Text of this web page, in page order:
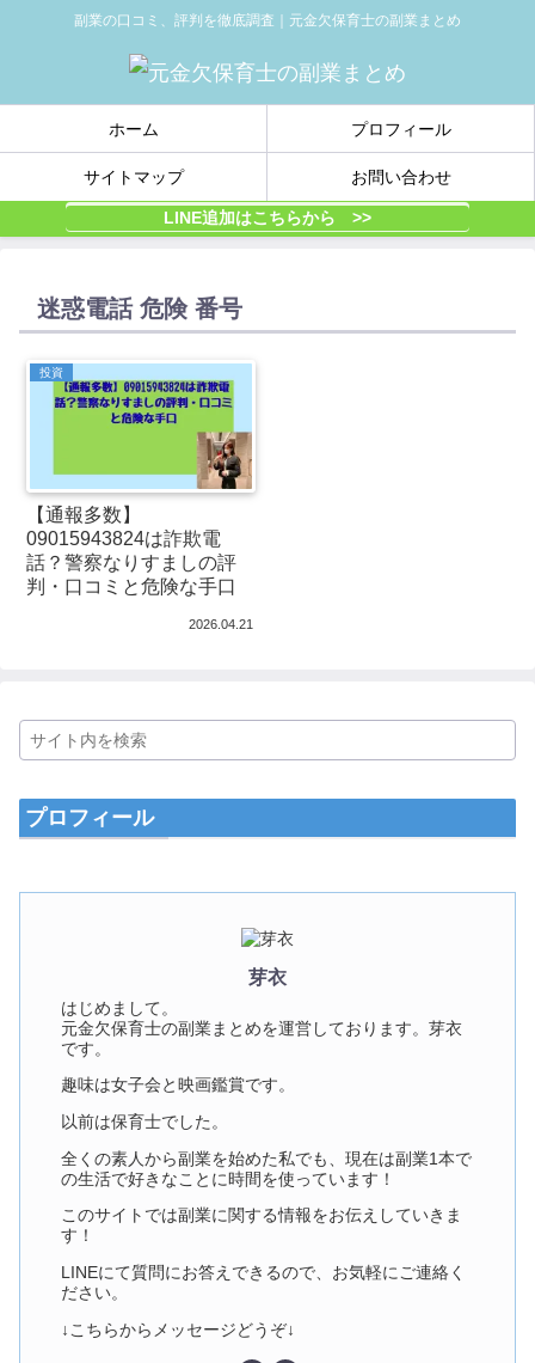
副業の口コミ、評判を徹底調査｜元金欠保育士の副業まとめ
ホーム プロフィール
サイトマップ お問い合わせ
LINE追加はこちらから >>
迷惑電話 危険 番号
投資
【通報多数】
09015943824は詐欺電
話？警察なりすましの評
判・口コミと危険な手口
2026.04.21
プロフィール
芽衣
はじめまして。
元金欠保育士の副業まとめを運営しております。芽衣
です。
趣味は女子会と映画鑑賞です。
以前は保育士でした。
全くの素人から副業を始めた私でも、現在は副業1本で
の生活で好きなことに時間を使っています！
このサイトでは副業に関する情報をお伝えしていきま
す！
LINEにて質問にお答えできるので、お気軽にご連絡く
ださい。
↓こちらからメッセージどうぞ↓